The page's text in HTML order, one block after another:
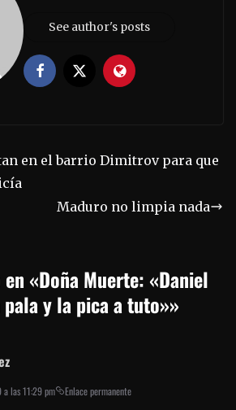
See author's posts
en el barrio Dimitrov para que
Maduro no limpia nada
«Doña Muerte: «Daniel
y la pica a tuto»»
las 11:29 pm Enlace permanente